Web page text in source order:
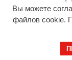
Вы можете
файлов сookie.